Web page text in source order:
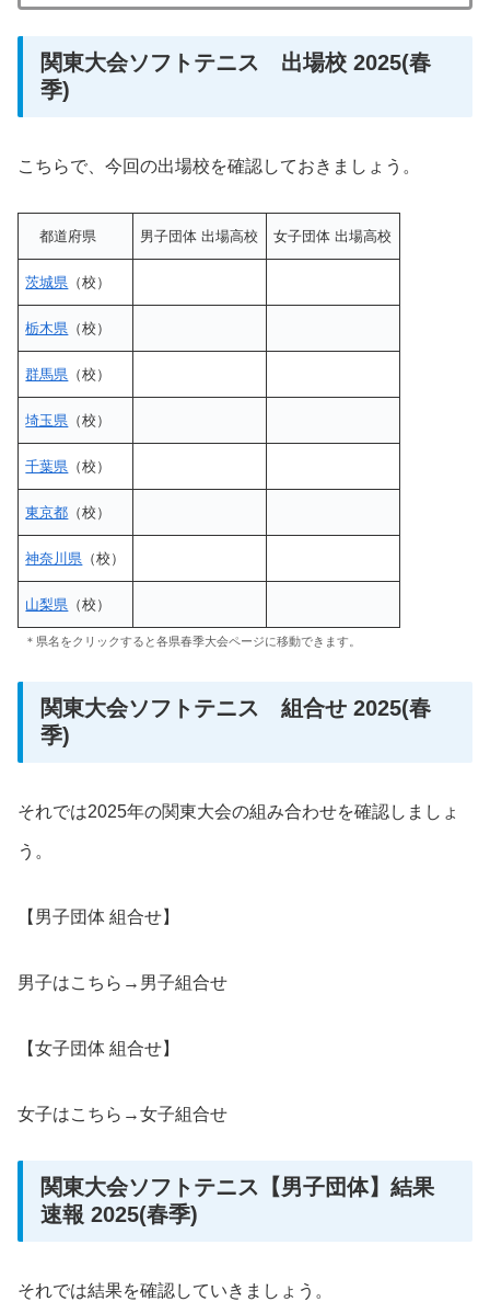
関東大会ソフトテニス 出場校 2025(春
季)
こちらで、今回の出場校を確認しておきましょう。
都道府県 男子団体 出場高校 女子団体 出場高校
茨城県 （校）
栃木県 （校）
群馬県 （校）
埼玉県 （校）
千葉県 （校）
東京都 （校）
神奈川県 （校）
山梨県 （校）
＊県名をクリックすると各県春季大会ページに移動できます。
関東大会ソフトテニス 組合せ 2025(春
季)
それでは2025年の関東大会の組み合わせを確認しましょ
う。
【男子団体 組合せ】
男子はこちら→男子組合せ
【女子団体 組合せ】
女子はこちら→女子組合せ
関東大会ソフトテニス【男子団体】結果
速報 2025(春季)
それでは結果を確認していきましょう。